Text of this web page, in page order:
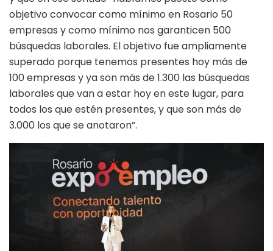
objetivo convocar como mínimo en Rosario 50
empresas y como mínimo nos garanticen 500
búsquedas laborales. El objetivo fue ampliamente
superado porque tenemos presentes hoy más de
100 empresas y ya son más de 1.300 las búsquedas
laborales que van a estar hoy en este lugar, para
todos los que estén presentes, y que son más de
3.000 los que se anotaron”.